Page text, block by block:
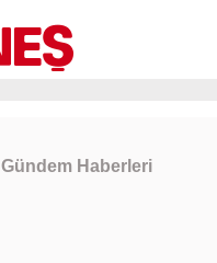
Gündem Haberleri